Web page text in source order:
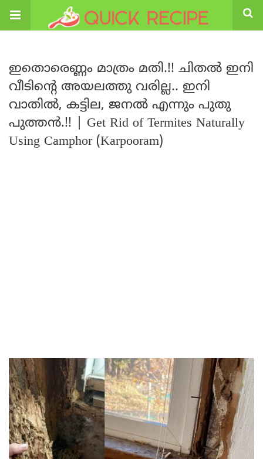
ഇതൊരെണ്ണം മാത്രം മതി.!! ചിതൽ ഇനി
വീടിന്റെ അയലത്തു വരില്ല.. ഇനി
വാതിൽ, കട്ടില, ജനൽ എന്നും പുതു
പുത്തൻ.!! | Get Rid of Termites Naturally
Using Camphor (Karpooram)